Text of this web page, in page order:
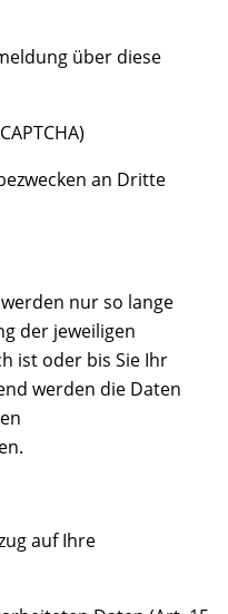
über diese
an Dritte
nur so lange
der jeweiligen
ist oder bis Sie Ihr
werden die Daten
auf Ihre